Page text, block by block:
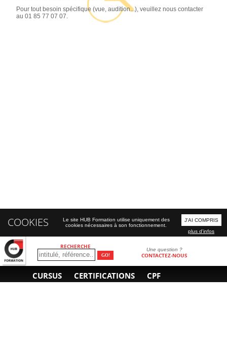
RECHERCHE Une question ?
CONTACTEZ-NOUS
CURSUS CERTIFICATIONS CPF
Pour tout besoin spécifique (vue, audition...), veuillez nous contacter
au 01 85 77 07 07.
COOKIES
Le site HUB Formation utilise uniquement des
cookies nécessaires à son fonctionnement.
J'AI COMPRIS
plus d'infos